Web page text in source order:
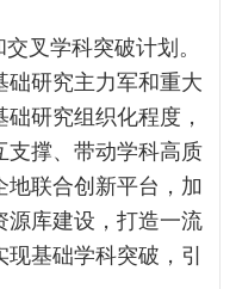
叉学科突破计划。
础研究主力军和重大
研究组织化程度，
支撑、带动学科高质
联合创新平台，加
源库建设，打造一流
基础学科突破，引